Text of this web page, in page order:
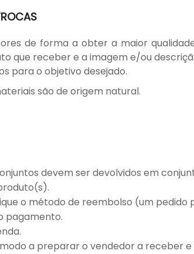
de forma a obter a maior
que receber e a imagem e/ou
para o objetivo desejado.
são de origem natural.
devem ser devolvidos em
o método de reembolso (um
pagamento.
a preparar o vendedor a receber